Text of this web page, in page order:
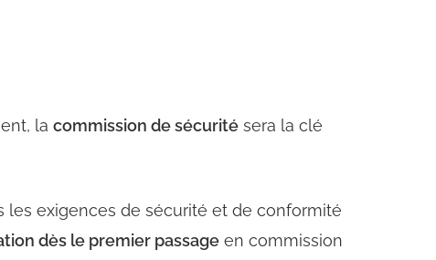
lacommission de sécurité sera la clé
les exigences de sécurité et de conformité
dès le premier passage en commission